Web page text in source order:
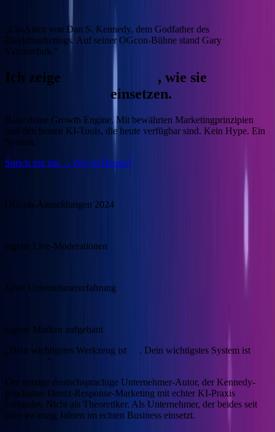
„Co-Autor von Dan S. Kennedy, dem Godfather des
Direktmarketings. Auf seiner OGcon-Bühne stand Gary
Vaynerchuk."
Ich zeige , wie sie
einsetzen.
Baue deine Growth Engine.Mit bewährten Marketingprinzipien
und den besten KI-Tools, die heute verfügbar sind. Kein Hype. Ein
System.
Sprich mit mir →Wer ist Benno?
OGcon-Anmeldungen 2024
eigene Live-Moderationen
Jahre Unternehmererfahrung
eigene Marken aufgebaut
„Dein wichtigstes Werkzeug ist
. Dein wichtigstes System ist
.“
Der einzige deutschsprachige Unternehmer-Autor, der Kennedy-
geschultes Direct-Response-Marketing mit echter KI-Praxis
verbindet. Nicht als Theoretiker. Als Unternehmer, der beides seit
über zwanzig Jahren im echten Business einsetzt.